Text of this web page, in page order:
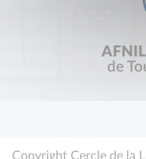
AFNIL
de
Copyright Cercle de la